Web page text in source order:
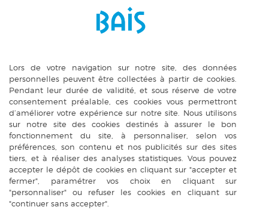
2024
à 12 h 00
LIEU
Complexe sportif
Bais, 35680
MAIRIE DE BAIS